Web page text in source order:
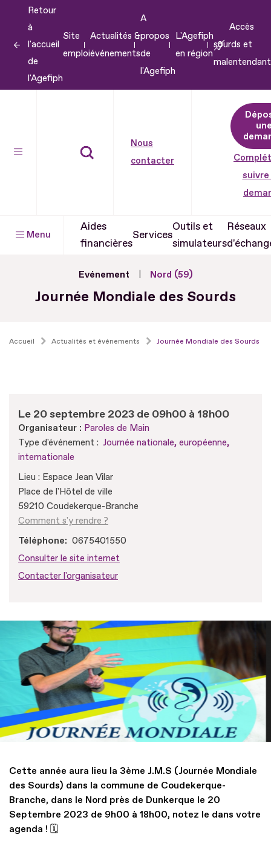
contenu
Retour
à
l'accueil
de
l'Agefiph
Site
emploi
Actualités &
événements
A
propos
de
l'Agefiph
L'Agefiph
en région
Accès
sourds et
Nous
contacter
suivre
Menu
Aides
financières
Services
Outils et
simulateurs
Réseaux
Evénement Nord (59)
Journée Mondiale des Sourds
Accueil Actualités et événements Journée Mondiale des Sourds
Le 20 septembre 2023 de 09h00 à 18h00
Organisateur : Paroles de Main
Type d'événement : Journée nationale, européenne,
internationale
Lieu : Espace Jean Vilar
Place de l'Hôtel de ville
59210 Coudekerque-Branche
Comment s'y rendre ?
Téléphone
0675401550
Consulter le site internet
Contacter l'organisateur
Cette année aura lieu la 3ème J.M.S (Journée Mondiale
des Sourds) dans la commune de Coudekerque-
Branche, dans le Nord près de Dunkerque le 20
Septembre 2023 de 9h00 à 18h00, notez le dans votre
agenda ! 🗓